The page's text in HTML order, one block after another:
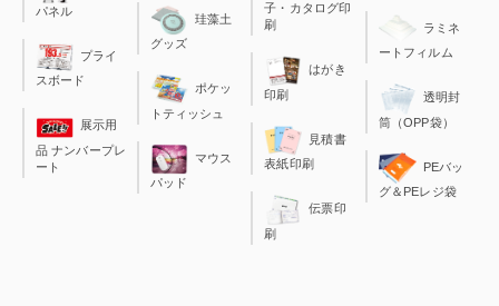
パネル
プライ
スボード
展示用
品 ナンバープレ
ート
珪藻土
グッズ
ポケッ
トティッシュ
マウス
パッド
子・カタログ印
刷
はがき
印刷
見積書
表紙印刷
伝票印
刷
ラミネ
ートフィルム
透明封
筒（OPP袋）
PEバッ
グ＆PEレジ袋